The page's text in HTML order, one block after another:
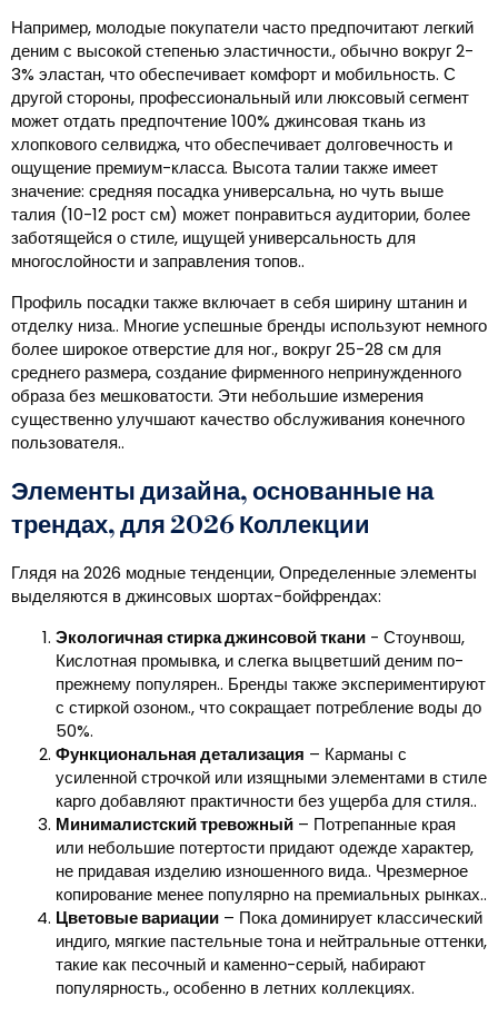
Например, молодые покупатели часто предпочитают легкий
деним с высокой степенью эластичности., обычно вокруг 2-
3% эластан, что обеспечивает комфорт и мобильность. С
другой стороны, профессиональный или люксовый сегмент
может отдать предпочтение 100% джинсовая ткань из
хлопкового селвиджа, что обеспечивает долговечность и
ощущение премиум-класса. Высота талии также имеет
значение: средняя посадка универсальна, но чуть выше
талия (10-12 рост см) может понравиться аудитории, более
заботящейся о стиле, ищущей универсальность для
многослойности и заправления топов..
Профиль посадки также включает в себя ширину штанин и
отделку низа.. Многие успешные бренды используют немного
более широкое отверстие для ног., вокруг 25-28 см для
среднего размера, создание фирменного непринужденного
образа без мешковатости. Эти небольшие измерения
существенно улучшают качество обслуживания конечного
пользователя..
Элементы дизайна, основанные на
трендах, для 2026 Коллекции
Глядя на 2026 модные тенденции, Определенные элементы
выделяются в джинсовых шортах-бойфрендах:
Экологичная стирка джинсовой ткани - Стоунвош,
Кислотная промывка, и слегка выцветший деним по-
прежнему популярен.. Бренды также экспериментируют
с стиркой озоном., что сокращает потребление воды до
50%.
Функциональная детализация – Карманы с
усиленной строчкой или изящными элементами в стиле
карго добавляют практичности без ущерба для стиля..
Минималистский тревожный – Потрепанные края
или небольшие потертости придают одежде характер,
не придавая изделию изношенного вида.. Чрезмерное
копирование менее популярно на премиальных рынках..
Цветовые вариации – Пока доминирует классический
индиго, мягкие пастельные тона и нейтральные оттенки,
такие как песочный и каменно-серый, набирают
популярность., особенно в летних коллекциях.